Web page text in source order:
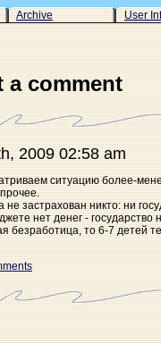
Archive User
comment
2009 02:58 am
ситуацию более-
не застрахован никто: ни
нет денег -
безработица, то 6-7 детей